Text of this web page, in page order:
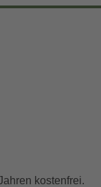
kostenfrei.